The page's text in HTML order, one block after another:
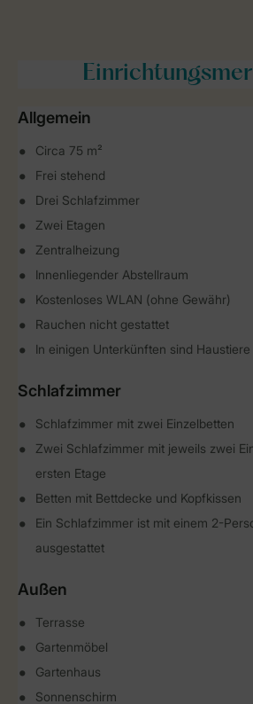
Allgemein
Circa 75 m²
Frei stehend
Drei Schlafzimmer
Zwei Etagen
Zentralheizung
Innenliegender Abstellraum
Kostenloses WLAN (ohne Gewähr)
Rauchen nicht gestattet
In einigen Unterkünften sind
Schlafzimmer
Schlafzimmer mit zwei Einzelbetten
Zwei Schlafzimmer mit jeweils zwei
ersten Etage
Betten mit Bettdecke und Kopfkissen
Ein Schlafzimmer ist mit einem 2-
ausgestattet
Außen
Terrasse
Gartenmöbel
Gartenhaus
Sonnenschirm